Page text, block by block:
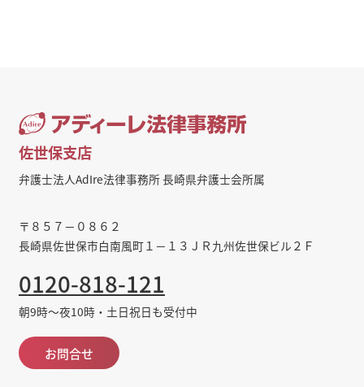
佐世保支店
弁護士法人AdIre法律事務所 長崎県弁護士会所属
〒８５７－０８６２
長崎県佐世保市白南風町１－１３ＪＲ九州佐世保ビル２Ｆ
0120-818-121
朝9時～夜10時・土日祝日も受付中
お問合せ